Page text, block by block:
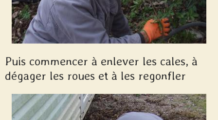
Puis commencer à enlever les cales, à
dégager les roues et à les regonfler